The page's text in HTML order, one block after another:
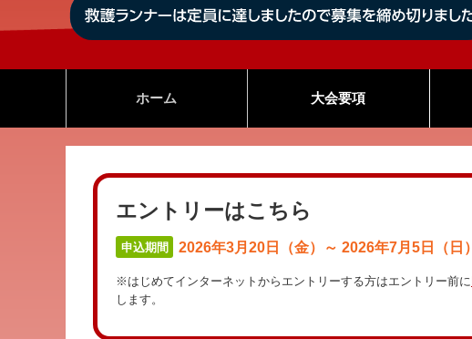
ホーム 大会要項
エントリーはこちら
申込期間 2026年3月20日（金）～ 2026年7月5日（日）
※はじめてインターネットからエントリーする方はエントリー前に
します。